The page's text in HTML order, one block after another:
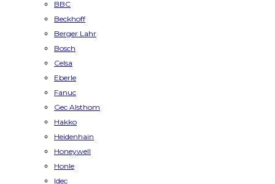
BBC
Beckhoff
Berger Lahr
Bosch
Celsa
Eberle
Fanuc
Gec Alsthom
Hakko
Heidenhain
Honeywell
Honle
Idec